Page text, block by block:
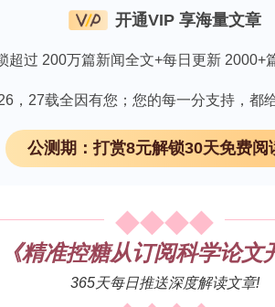
料。玫瑰果(Rosehip, RoHi)富
/化学降解及废弃物问题，旨在评
术方法如下：以氯仿(CF)/N,N-
co-4HB)(70/30, w/w)溶液
过125 μm筛的未经处理RoHi粉
通过扫描电子显微镜(SEM)结合
cm?1)分析分子间作用；
标准测液体吸附率
开通VIP 享海量文章
超过 200万篇新闻全文+每日更新 2000+
，27载全因有您；您的每一分支持，都
公测期：打赏8元解锁30天免费阅